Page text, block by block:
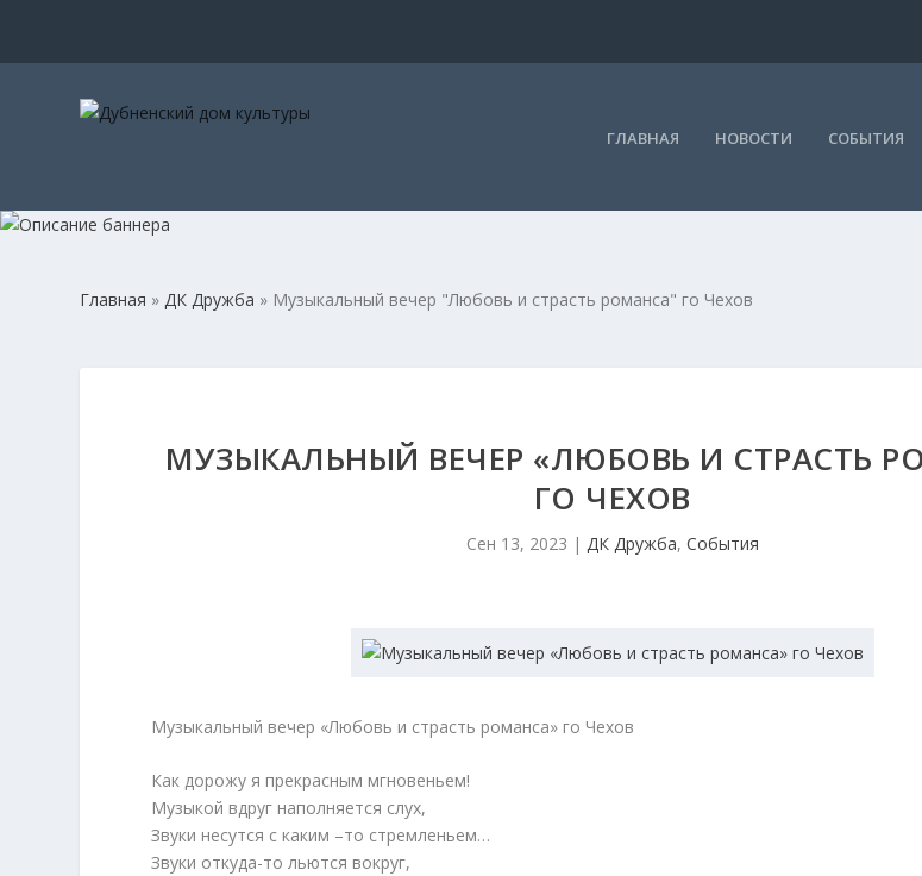
ГЛАВНАЯ НОВОСТИ СОБЫТИЯ
Главная »ДК Дружба » Музыкальный вечер "Любовь и страсть романса" го Чехов
МУЗЫКАЛЬНЫЙ ВЕЧЕР «ЛЮБОВЬ И СТРАСТЬ
ГО ЧЕХОВ
Сен 13, 2023 | ДК Дружба, События
Музыкальный вечер «Любовь и страсть романса» го Чехов
Как дорожу я прекрасным мгновеньем!
Музыкой вдруг наполняется слух,
Звуки несутся с каким –то стремленьем…
Звуки откуда-то льются вокруг,